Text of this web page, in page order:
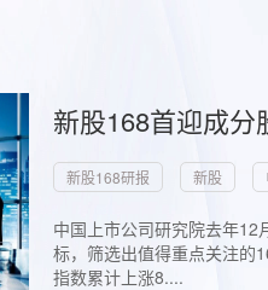
新股168首迎成
新股168研报 新股
中国上市公司研究院去年
标，筛选出值得重点关注的
指数累计上涨8....